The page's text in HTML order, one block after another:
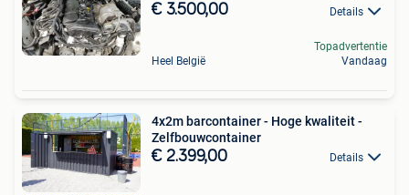
€ 3.500,00 Details
Heel België
Topadvertentie
Vandaag
4x2m barcontainer - Hoge kwaliteit -
Zelfbouwcontainer
€ 2.399,00 Details